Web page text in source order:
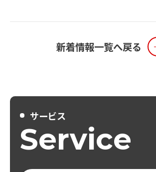
新着情報一覧へ戻る
サービス
Service